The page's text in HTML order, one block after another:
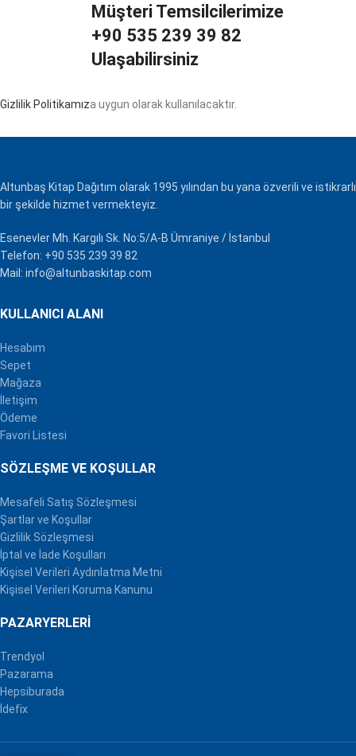
Müşteri Temsilcilerimize
+90 535 239 39 82
Ulaşabilirsiniz
Gizlilik Politikamıza uygun olarak kullanılacaktır.
Altunbaş Kitap Dağıtım olarak 1995 yılından bu yana özverili ve istikrarlı
bir şekilde hizmet vermekteyiz.
Esenevler Mh. Kargılı Sk. No:5/A-B Ümraniye / İstanbul
Telefon: +90 535 239 39 82
Mail: info@altunbaskitap.com
KULLANICI ALANI
Hesabım
Sepet
Mağaza
İletişim
Ödeme
Favori Listesi
SÖZLEŞME VE KOŞULLAR
Mesafeli Satış Sözleşmesi
Şartlar ve Koşullar
Gizlilik Sözleşmesi
İptal ve İade Koşulları
Kişisel Verileri Aydınlatma Metni
Kişisel Verileri Koruma Kanunu
PAZARYERLERI
Trendyol
Pazarama
Hepsiburada
İdefix